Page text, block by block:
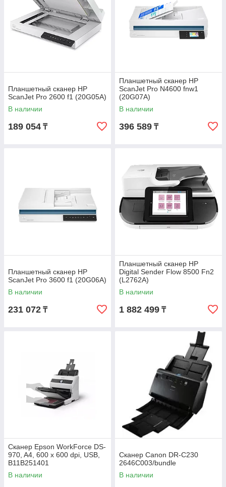
Планшетный сканер HP
ScanJet Pro 2600 f1 (20G05A)
В наличии
189 054 ₸
Планшетный сканер HP
ScanJet Pro N4600 fnw1
(20G07A)
В наличии
396 589 ₸
Планшетный сканер HP
ScanJet Pro 3600 f1 (20G06A)
В наличии
231 072 ₸
Планшетный сканер HP
Digital Sender Flow 8500 Fn2
(L2762A)
В наличии
1 882 499 ₸
Сканер Epson WorkForce DS-
970, A4, 600 x 600 dpi, USB,
B11B251401
В наличии
Сканер Canon DR-C230
2646C003/bundle
В наличии